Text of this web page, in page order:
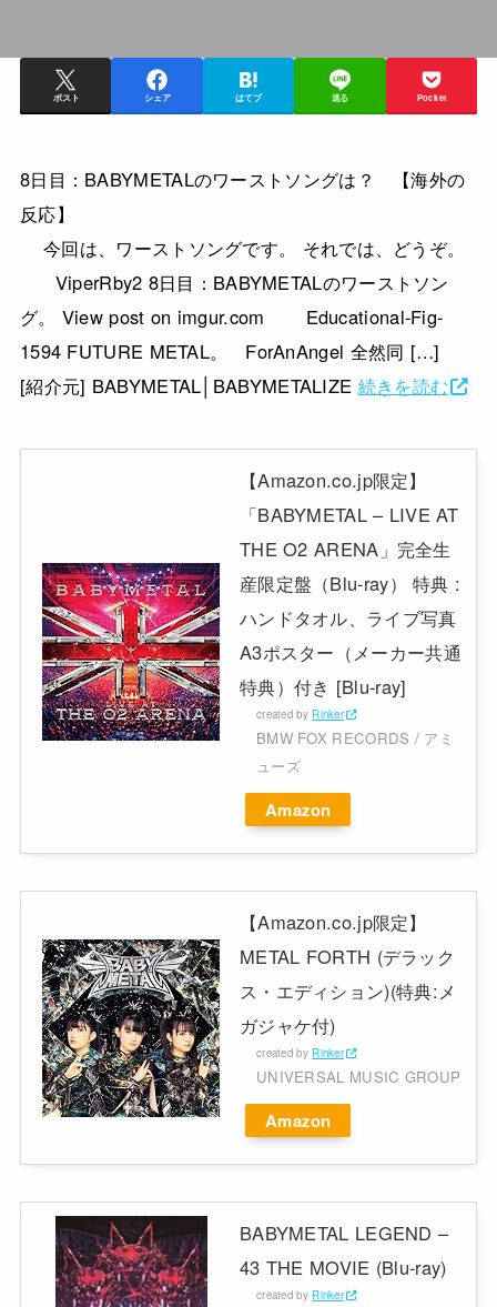
ポスト シェア はてブ 送る Pocket
8日目：BABYMETALのワーストソングは？ 【海外の
反応】
今回は、ワーストソングです。 それでは、どうぞ。
ViperRby2 8日目：BABYMETALのワーストソン
グ。 View post on imgur.com Educational-Fig-
1594 FUTURE METAL。 ForAnAngel 全然同 […]
[紹介元] BABYMETAL│BABYMETALIZE 続きを読む
【Amazon.co.jp限定】
「BABYMETAL – LIVE AT
THE O2 ARENA」完全生
産限定盤（Blu-ray） 特典 :
ハンドタオル、ライブ写真
A3ポスター（メーカー共通
特典）付き [Blu-ray]
created by Rinker
BMW FOX RECORDS / アミ
ューズ
Amazon
【Amazon.co.jp限定】
METAL FORTH (デラック
ス・エディション)(特典:メ
ガジャケ付)
created by Rinker
UNIVERSAL MUSIC GROUP
Amazon
BABYMETAL LEGEND –
43 THE MOVIE (Blu-ray)
created by Rinker